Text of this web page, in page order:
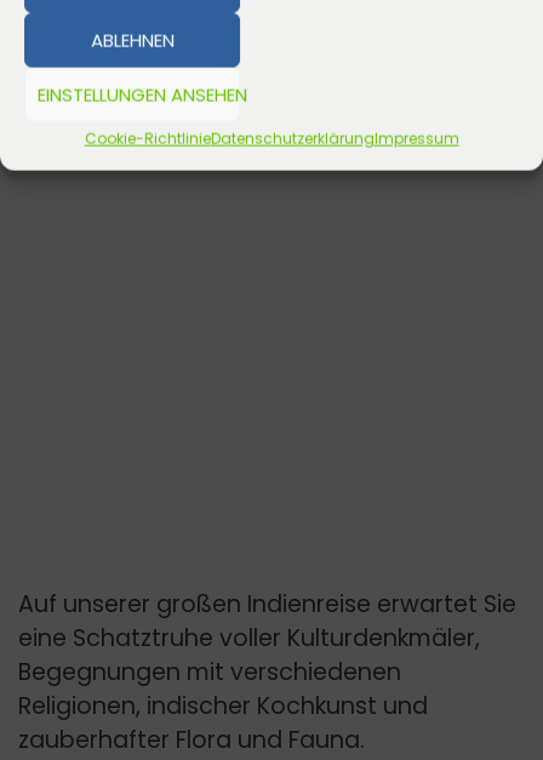
ABLEHNEN
EINSTELLUNGEN ANSEHEN
Cookie-RichtlinieDatenschutzerklärungImpressum
Auf unserer großen Indienreise erwartet Sie
eine Schatztruhe voller Kulturdenkmäler,
Begegnungen mit verschiedenen
Religionen, indischer Kochkunst und
zauberhafter Flora und Fauna.